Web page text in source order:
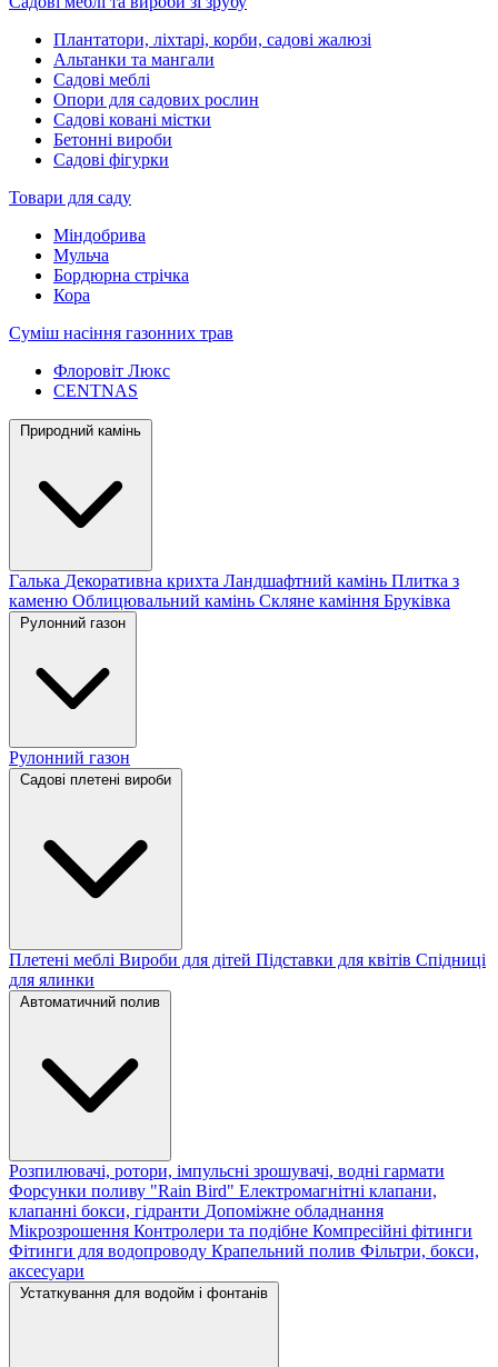
Плантатори, ліхтарі, корби, садові жалюзі
Альтанки та мангали
Садові меблі
Опори для садових рослин
Садові ковані містки
Бетонні вироби
Садові фігурки
Товари для саду
Міндобрива
Мульча
Бордюрна стрічка
Кора
Суміш насіння газонних трав
Флоровіт Люкс
СENTNAS
Природний камінь
Галька Декоративна крихта Ландшафтний камінь Плитка з
каменю Облицювальний камінь Скляне каміння Бруківка
Рулонний газон
Рулонний газон
Садові плетені вироби
Плетені меблі Вироби для дітей Підставки для квітів Спідниці
для ялинки
Автоматичний полив
Розпилювачі, ротори, імпульсні зрошувачі, водні гармати
Форсунки поливу "Rain Bird" Електромагнітні клапани,
клапанні бокси, гідранти Допоміжне обладнання
Мікрозрошення Контролери та подібне Компресійні фітинги
Фітинги для водопроводу Крапельний полив Фільтри, бокси,
аксесуари
Устаткування для водойм і фонтанів